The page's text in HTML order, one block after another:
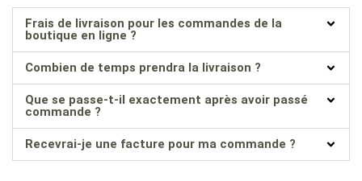
Frais de livraison pour les commandes de la
boutique en ligne ?
Combien de temps prendra la livraison ?
Que se passe-t-il exactement après avoir passé
commande ?
Recevrai-je une facture pour ma commande ?